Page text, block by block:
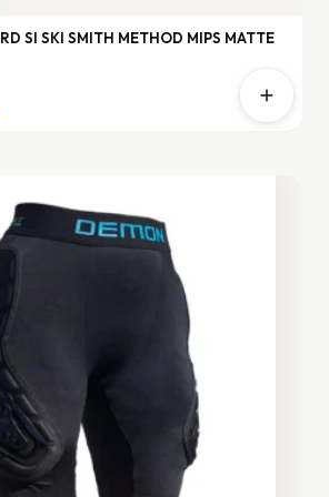
SI SKI SMITH METHOD MIPS MATTE